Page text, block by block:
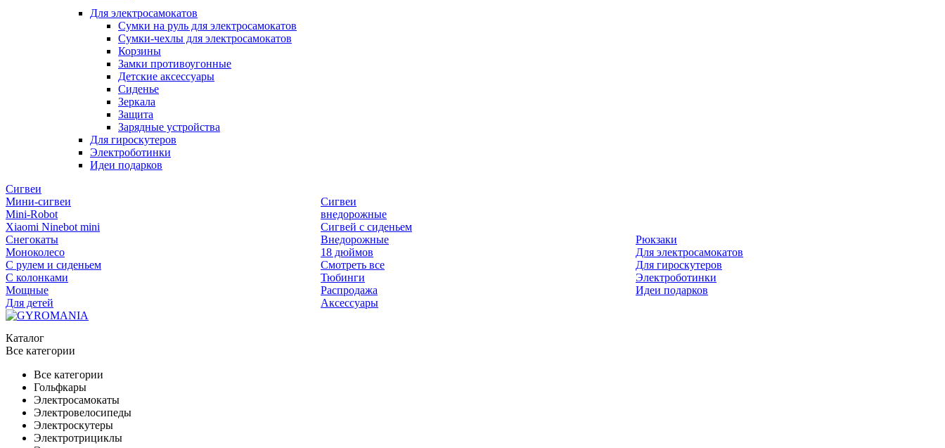
Для электросамокатов
Сумки на руль для электросамокатов
Сумки-чехлы для электросамокатов
Корзины
Замки противоугонные
Детские аксессуары
Сиденье
Зеркала
Защита
Зарядные устройства
Для гироскутеров
Электроботинки
Идеи подарков
Сигвеи
Мини-сигвеи
Mini-Robot
Xiaomi Ninebot mini
Сигвеи
внедорожные
Сигвей с сиденьем
Снегокаты
Моноколесо
С рулем и сиденьем
С колонками
Мощные
Для детей
Внедорожные
18 дюймов
Смотреть все
Тюбинги
Распродажа
Аксессуары
Рюкзаки
Для электросамокатов
Для гироскутеров
Электроботинки
Идеи подарков
Каталог
Все категории
Все категории
Гольфкары
Электросамокаты
Электровелосипеды
Электроскутеры
Электротрициклы